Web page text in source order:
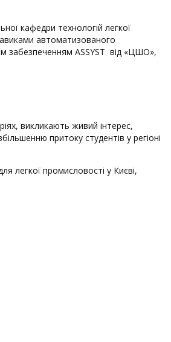
кафедри технологій легкої
автоматизованого
забезпеченням ASSYST від «ЦШО»,
викликають живий інтерес,
притоку студентів у регіоні
легкої промисловості у Києві,